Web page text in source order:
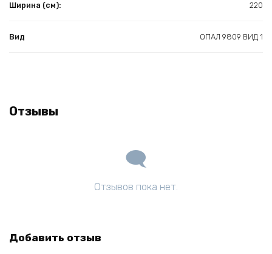
Ширина (см): 220
Вид ОПАЛ 9809 ВИД 1
Отзывы
Отзывов пока нет.
Добавить отзыв